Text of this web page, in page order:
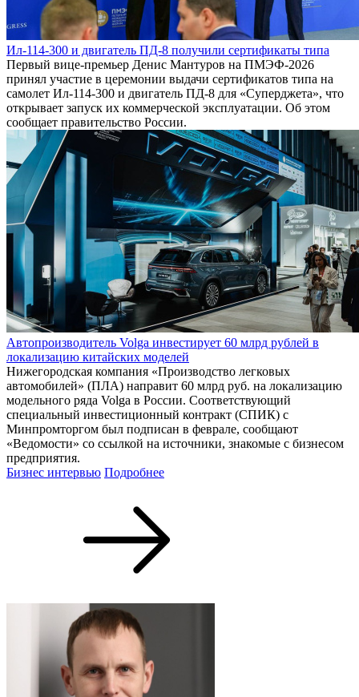
Ил-114-300 и двигатель ПД-8 получили сертификаты типа
Первый вице-премьер Денис Мантуров на ПМЭФ-2026
принял участие в церемонии выдачи сертификатов типа на
самолет Ил-114-300 и двигатель ПД-8 для «Суперджета», что
открывает запуск их коммерческой эксплуатации. Об этом
сообщает правительство России.
Автопроизводитель Volga инвестирует 60 млрд рублей в
локализацию китайских моделей
Нижегородская компания «Производство легковых
автомобилей» (ПЛА) направит 60 млрд руб. на локализацию
модельного ряда Volga в России. Соответствующий
специальный инвестиционный контракт (СПИК) с
Минпромторгом был подписан в феврале, сообщают
«Ведомости» со ссылкой на источники, знакомые с бизнесом
предприятия.
Бизнес интервью Подробнее